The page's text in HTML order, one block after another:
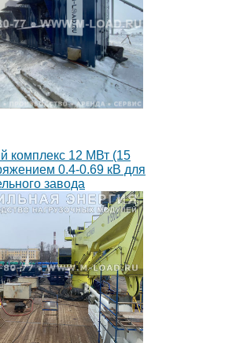
комплекс 12 МВт (15
0.4-0.69 кВ для
завода